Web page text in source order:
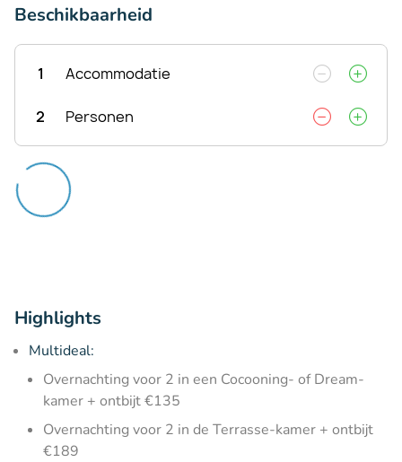
Beschikbaarheid
1 Accommodatie
2 Personen
Highlights
Multideal:
Overnachting voor 2 in een Cocooning- of Dream-
kamer + ontbijt €135
Overnachting voor 2 in de Terrasse-kamer + ontbijt
€189